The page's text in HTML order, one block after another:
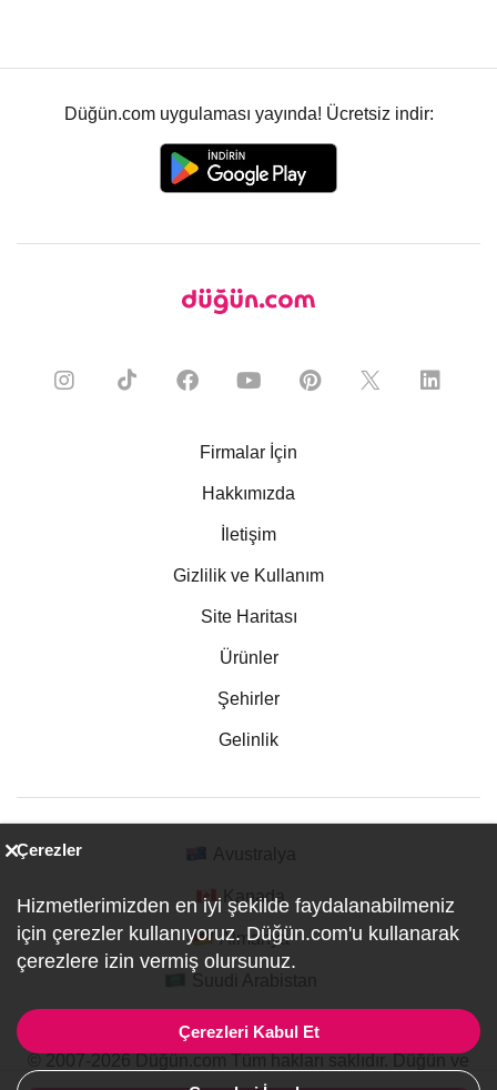
Düğün.com uygulaması yayında! Ücretsiz indir:
Firmalar İçin
Hakkımızda
İletişim
Gizlilik ve Kullanım
Site Haritası
Ürünler
Şehirler
Gelinlik
Kanada
Almanya
Özel Etkinlik Online Planlama Sitesi.
Çerezler
Hizmetlerimizden en iyi şekilde faydalanabilmeniz
için çerezler kullanıyoruz. Düğün.com'u kullanarak
çerezlere izin vermiş olursunuz.
Çerezleri Kabul Et